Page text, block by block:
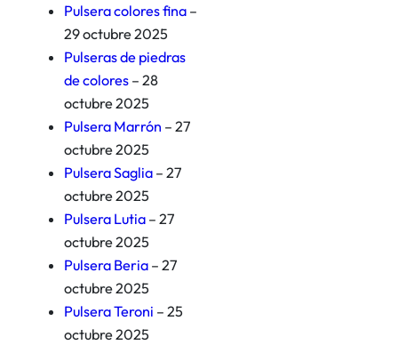
Pulsera colores fina –
29 octubre 2025
Pulseras de piedras
de colores – 28
octubre 2025
Pulsera Marrón – 27
octubre 2025
Pulsera Saglia – 27
octubre 2025
Pulsera Lutia – 27
octubre 2025
Pulsera Beria – 27
octubre 2025
Pulsera Teroni – 25
octubre 2025